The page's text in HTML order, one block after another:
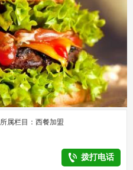
所属栏目：西餐加盟
拨打电话